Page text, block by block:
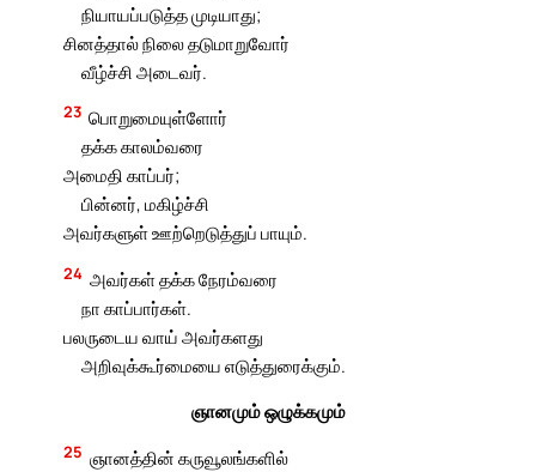
நியாயப்படுத்த முடியாது;
சினத்தால் நிலை தடுமாறுவோர்
வீழ்ச்சி அடைவர்.
23 பொறுமையுள்ளோர்
தக்க காலம்வரை
அமைதி காப்பர்;
பின்னர், மகிழ்ச்சி
அவர்களுள் ஊற்றெடுத்துப் பாயும்.
24 அவர்கள் தக்க நேரம்வரை
நா காப்பார்கள்.
பலருடைய வாய் அவர்களது
அறிவுக்கூர்மையை எடுத்துரைக்கும்.
ஞானமும் ஒழுக்கமும்
25 ஞானத்தின் கருவூலங்களில்